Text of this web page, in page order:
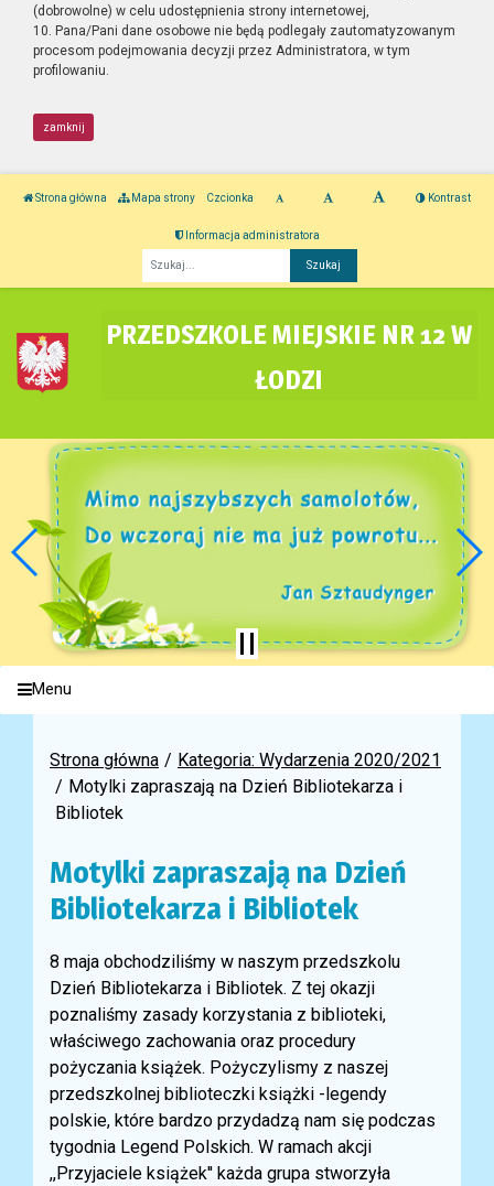
(dobrowolne) w celu udostępnienia strony internetowej,
10. Pana/Pani dane osobowe nie będą podlegały zautomatyzowanym
procesom podejmowania decyzji przez Administratora, w tym
profilowaniu.
zamknij
Strona główna Mapa strony Czcionka Kontrast
Informacja administratora
PRZEDSZKOLE MIEJSKIE NR 12 W
ŁODZI
Menu
Strona główna
Kategoria: Wydarzenia 2020/2021
Motylki zapraszają na Dzień Bibliotekarza i
Bibliotek
Motylki zapraszają na Dzień
Bibliotekarza i Bibliotek
8 maja obchodziliśmy w naszym przedszkolu
Dzień Bibliotekarza i Bibliotek. Z tej okazji
poznaliśmy zasady korzystania z biblioteki,
właściwego zachowania oraz procedury
pożyczania książek. Pożyczylismy z naszej
przedszkolnej biblioteczki książki -legendy
polskie, które bardzo przydadzą nam się podczas
tygodnia Legend Polskich. W ramach akcji
,,Przyjaciele książek'' każda grupa stworzyła